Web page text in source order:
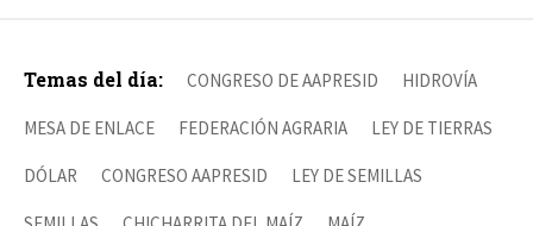
Temas del día: CONGRESO DE AAPRESID HIDROVÍA
MESA DE ENLACE FEDERACIÓN AGRARIA LEY DE TIERRAS
DÓLAR CONGRESO AAPRESID LEY DE SEMILLAS